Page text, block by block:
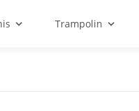
Trampolin